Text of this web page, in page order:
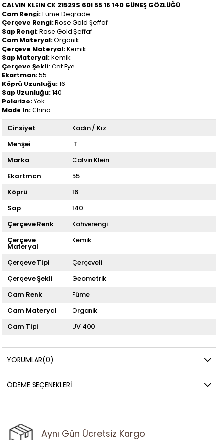
CALVIN KLEIN CK 21529S 601 55 16 140 GÜNEŞ GÖZLÜĞÜ
Cam Rengi:Füme Degrade
Çerçeve Rengi:Rose Gold Şeffaf
Sap Rengi:Rose Gold Şeffaf
Cam Materyal:Organik
Çerçeve Materyal:Kemik
Sap Materyal:Kemik
Çerçeve Şekli:Cat Eye
Ekartman:55
Köprü Uzunluğu:16
Sap Uzunluğu:140
Polarize:Yok
Made In:China
Cinsiyet
Kadın / Kız
Menşei
IT
Marka
Calvin Klein
Ekartman
55
Köprü
16
Sap
140
Çerçeve Renk
Kahverengi
Çerçeve
Materyal
Kemik
Çerçeve Tipi
Çerçeveli
Çerçeve Şekli
Geometrik
Cam Renk
Füme
Cam Materyal
Organik
Cam Tipi
UV 400
YORUMLAR(0)
ÖDEME SEÇENEKLERI
Aynı Gün Ücretsiz Kargo